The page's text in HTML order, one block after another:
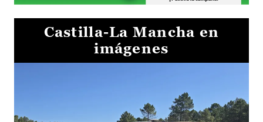
Castilla-La Mancha en
imágenes